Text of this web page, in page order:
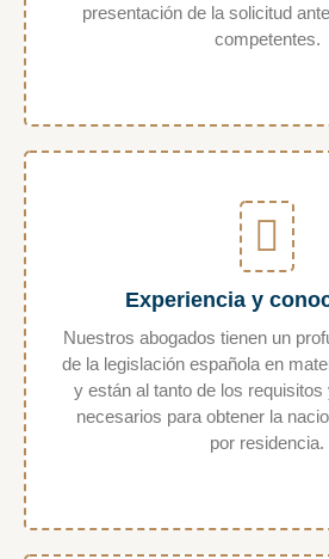
presentación de la solicitud
competentes.
Experiencia y
Nuestros abogados tienen un
de la legislación española en
y están al tanto de los
necesarios para obtener la
por residencia.